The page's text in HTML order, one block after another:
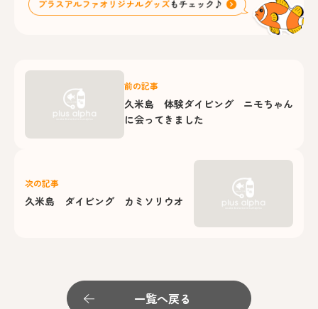
前の記事
久米島 体験ダイビング ニモちゃん
に会ってきました
次の記事
久米島 ダイビング カミソリウオ
一覧へ戻る